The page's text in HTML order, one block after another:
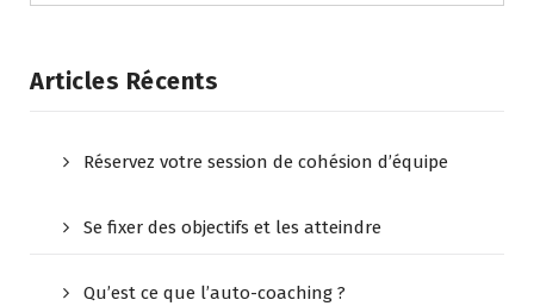
Articles Récents
Réservez votre session de cohésion d’équipe
Se fixer des objectifs et les atteindre
Qu’est ce que l’auto-coaching ?